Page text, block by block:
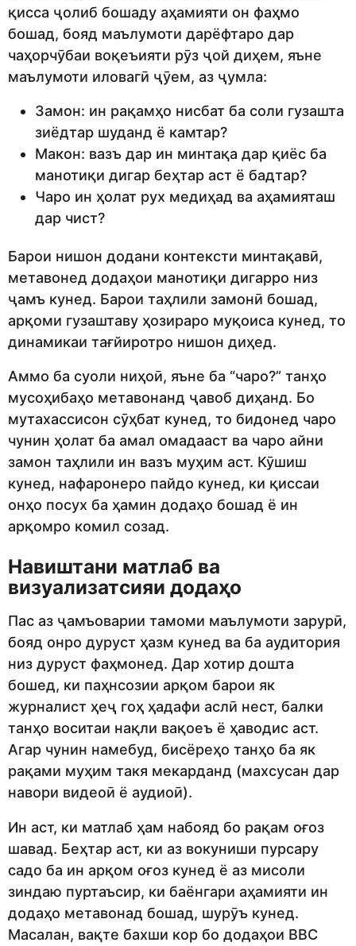
қисса ҷолиб бошаду аҳамияти он фаҳмо
бошад, бояд маълумоти дарёфтаро дар
чаҳорчӯбаи воқеъияти рӯз ҷой диҳем, яъне
маълумоти иловагӣ ҷӯем, аз ҷумла:
Замон: ин рақамҳо нисбат ба соли гузашта
зиёдтар шуданд ё камтар?
Макон: вазъ дар ин минтақа дар қиёс ба
манотиқи дигар беҳтар аст ё бадтар?
Чаро ин ҳолат рух медиҳад ва аҳамияташ
дар чист?
Барои нишон додани контексти минтақавӣ,
метавонед додаҳои манотиқи дигарро низ
ҷамъ кунед. Барои таҳлили замонӣ бошад,
арқоми гузаштаву ҳозираро муқоиса кунед, то
динамикаи тағйиротро нишон диҳед.
Аммо ба суоли ниҳоӣ, яъне ба “чаро?” танҳо
мусоҳибаҳо метавонанд ҷавоб диҳанд. Бо
мутахассисон сӯҳбат кунед, то бидонед чаро
чунин ҳолат ба амал омадааст ва чаро айни
замон таҳлили ин вазъ муҳим аст. Кӯшиш
кунед, нафаронеро пайдо кунед, ки қиссаи
онҳо посух ба ҳамин додаҳо бошад ё ин
арқомро комил созад.
Навиштани матлаб ва
визуализатсияи додаҳо
Пас аз ҷамъоварии тамоми маълумоти зарурӣ,
бояд онро дуруст ҳазм кунед ва ба аудитория
низ дуруст фаҳмонед. Дар хотир дошта
бошед, ки паҳнсозии арқом барои як
журналист ҳеҷ гоҳ ҳадафи аслӣ нест, балки
танҳо воситаи нақли вақоеъ ё ҳаводис аст.
Агар чунин намебуд, бисёреҳо танҳо ба як
рақами муҳим такя мекарданд (махсусан дар
навори видеоӣ ё аудиоӣ).
Ин аст, ки матлаб ҳам набояд бо рақам оғоз
шавад. Беҳтар аст, ки аз вокуниши пурсару
садо ба ин арқом оғоз кунед ё аз мисоли
зиндаю пуртаъсир, ки баёнгари аҳамияти ин
додаҳо метавонад бошад, шурӯъ кунед.
Масалан, вақте бахши кор бо додаҳои BBC